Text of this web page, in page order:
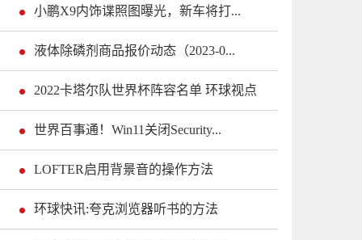
小鹏X9内饰谍照图曝光，新车将打...
液体除磷剂商品报价动态（2023-0...
2022卡塔尔队世界杯阵容名单 环球视点
世界百事通！Win11关闭Security...
LOFTER启用背景音的操作方法
环球快讯:夸克浏览器听书的方法